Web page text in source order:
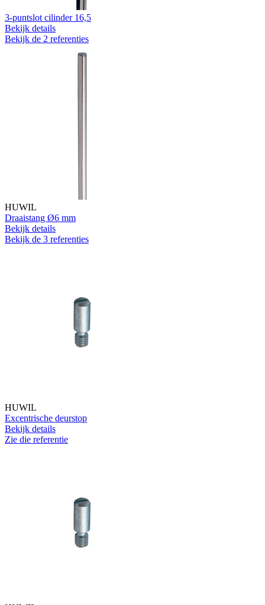
3-puntslot cilinder 16,5
Bekijk details
Bekijk de 2 referenties
HUWIL
Draaistang Ø6 mm
Bekijk details
Bekijk de 3 referenties
HUWIL
Excentrische deurstop
Bekijk details
Zie die referentie